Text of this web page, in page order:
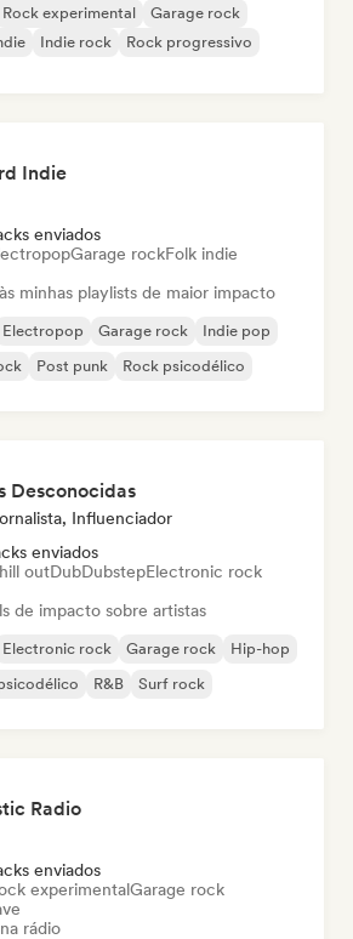
Rock experimental
Garage rock
Indie rock
Rock progressivo
Indie
enviados
Garage rockFolk indie
minhas playlists de maior impacto
Electropop Garage rock
Indie pop
Post punk Rock psicodélico
Desconocidas
Influenciador
enviados
outDubDubstepElectronic rock
de impacto sobre artistas
Electronic rock Garage rock
Hip-hop
R&B Surf rock
Radio
enviados
experimentalGarage rock
rádio